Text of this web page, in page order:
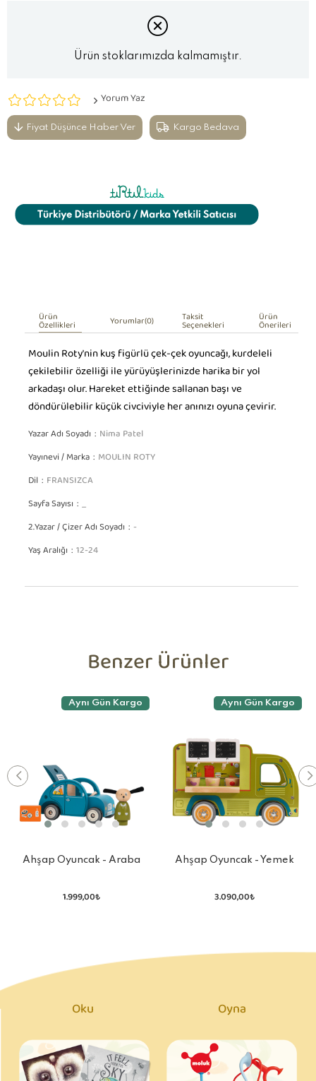
Ürün stoklarımızda kalmamıştır.
Yorum Yaz
Fiyat Düşünce Haber Ver Kargo Bedava
Ürün
Özellikleri Yorumlar(0) Taksit
Seçenekleri Ürün
Önerileri
Moulin Roty'nin kuş figürlü çek-çek oyuncağı, kurdeleli
çekilebilir özelliği ile yürüyüşlerinizde harika bir yol
arkadaşı olur. Hareket ettiğinde sallanan başı ve
döndürülebilir küçük civciviyle her anınızı oyuna çevirir.
Yazar Adı Soyadı Nima Patel
Yayınevi / Marka MOULIN ROTY
Dil FRANSIZCA
Sayfa Sayısı _
2.Yazar / Çizer Adı Soyadı -
Yaş Aralığı 12-24
Benzer Ürünler
Aynı Gün Kargo
Ahşap Oyuncak - Araba
1.999,00₺
Aynı Gün Kargo
Ahşap Oyuncak - Yemek
3.090,00₺
Oku Oyna